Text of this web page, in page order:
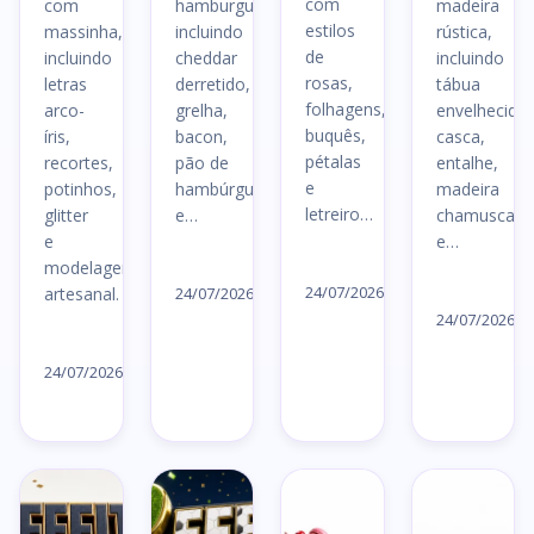
com
massinha,
incluindo
letras
arco-
íris,
recortes,
potinhos,
glitter
e
modelagem
artesanal.
24/07/2026
hamburguerias,
incluindo
cheddar
derretido,
grelha,
bacon,
pão de
hambúrguer
e…
24/07/2026
estilos
de
rosas,
folhagens,
buquês,
pétalas
e
letreiro…
24/07/2026
madeira
rústica,
incluindo
tábua
envelhecida,
casca,
entalhe,
madeira
chamuscada
e…
24/07/2026